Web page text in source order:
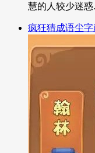
慧的人较少迷惑
疯狂猜成语尘